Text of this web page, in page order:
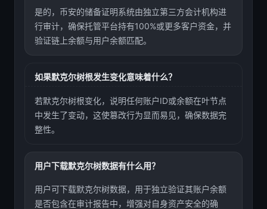
是的，币安的储备证明系统由独立第三方会计机构进
行审计，确保托管平台持有100%或更多客户资金，并
验证链上余额与用户余额匹配。
如果默克尔树根发生变化意味着什么？
若默克尔树根变化，说明任何账户ID或余额在叶节点
中发生了变动，这使篡改行为显而易见，确保数据完
整性。
用户下载默克尔树数据有什么用？
用户可下载默克尔树数据，用于独立验证其账户余额
是否包含在审计报告中，增强对自身资产安全的确